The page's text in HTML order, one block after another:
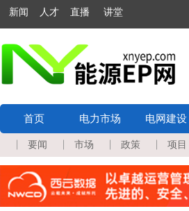
新闻 人才 直播 讲堂
首页 电力市场 电网建设
要闻 市场 政策 项目